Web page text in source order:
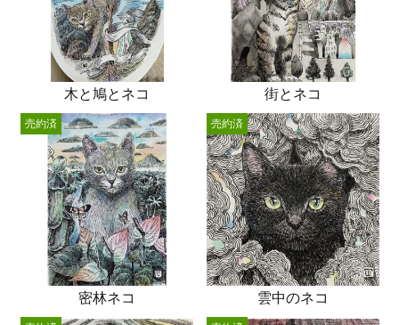
木と鳩とネコ 街とネコ
密林ネコ
売約済
雲中のネコ
売約済